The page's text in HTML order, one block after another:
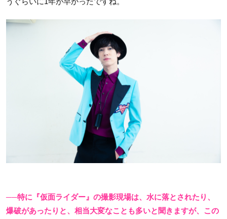
──特に『仮面ライダー』の撮影現場は、水に落とされたり、
爆破があったりと、相当大変なことも多いと聞きますが、この